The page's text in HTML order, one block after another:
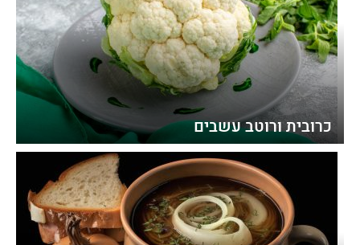
כרובית ורוטב עשבים